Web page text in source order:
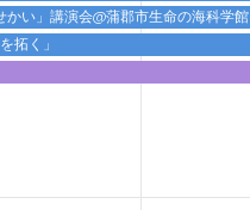
い」講演会@蒲郡市生命の海科学館
拓く」